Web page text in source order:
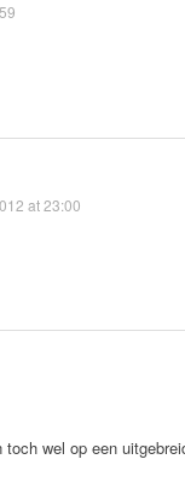
at 23:00
wel op een